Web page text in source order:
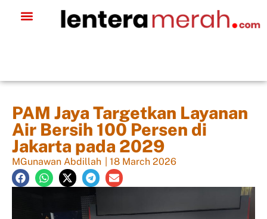
PAM Jaya Targetkan Layanan
Air Bersih 100 Persen di
Jakarta pada 2029
MGunawan Abdillah 18 March 2026